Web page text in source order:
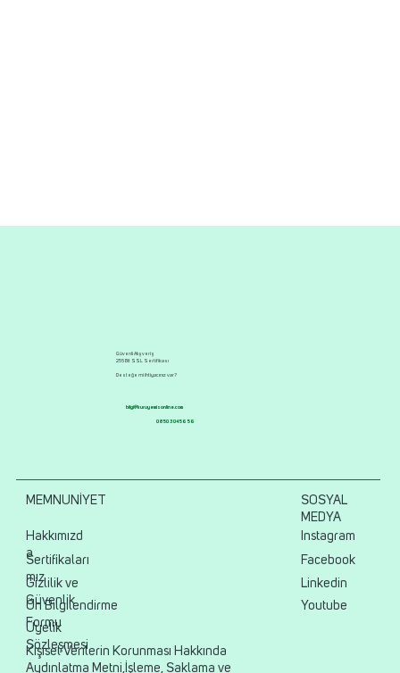
Güvenli Alışveriş
256 Bit SSL Sertifikası
Desteğe mi ihtiyacınız var?
bilgi@kuruyemisonline.com
0850 304 56 56
Hakkımızd
a
Sertifikaları
mız
MEMNUNİYET
Gizlilik ve
Güvenlik
Ön Bilgilendirme
Formu
Üyelik
Sözleşmesi
Kişisel Verilerin Korunması Hakkında
Aydınlatma Metni,İşleme, Saklama ve
SOSYAL
MEDYA
Instagram
Facebook
Linkedin
Youtube